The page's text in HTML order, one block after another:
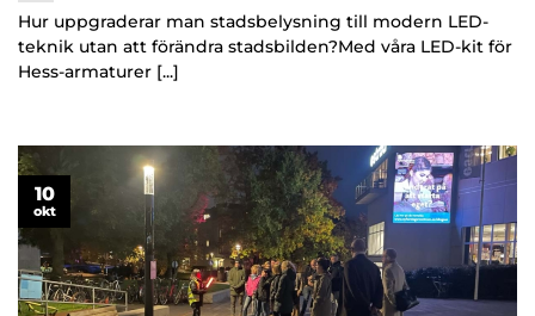
Hur uppgraderar man stadsbelysning till modern LED-
teknik utan att förändra stadsbilden?Med våra LED-kit för
Hess-armaturer [...]
10
okt